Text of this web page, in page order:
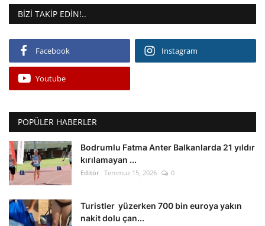
BIZI TAKIP EDIN!..
Facebook Instagram
Youtube
POPÜLER HABERLER
Bodrumlu Fatma Anter Balkanlarda 21 yıldır
kırılamayan ...
Editör Temmuz 15, 2026 0
Turistler yüzerken 700 bin euroya yakın
nakit dolu çan...